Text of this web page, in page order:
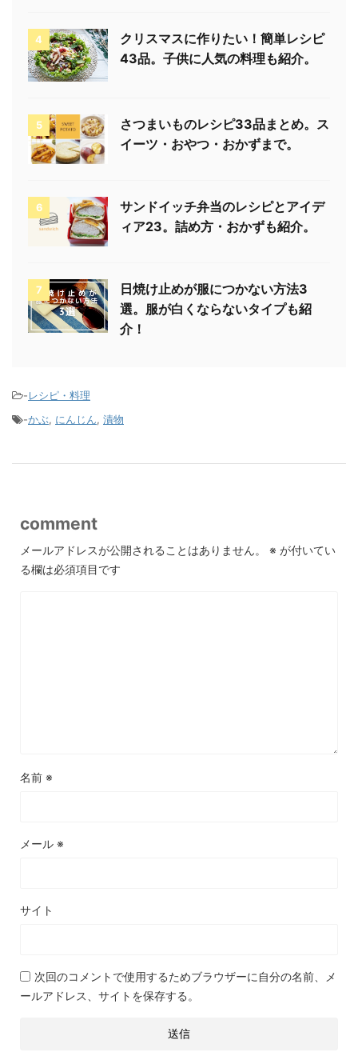
4
クリスマスに作りたい！簡単レシピ
43品。子供に人気の料理も紹介。
5
さつまいものレシピ33品まとめ。ス
イーツ・おやつ・おかずまで。
6
サンドイッチ弁当のレシピとアイデ
ィア23。詰め方・おかずも紹介。
7
日焼け止めが服につかない方法3
選。服が白くならないタイプも紹
介！
-レシピ・料理
-かぶ, にんじん, 漬物
comment
メールアドレスが公開されることはありません。 ※ が付いてい
る欄は必須項目です
名前 ※
メール ※
サイト
次回のコメントで使用するためブラウザーに自分の名前、メ
ールアドレス、サイトを保存する。